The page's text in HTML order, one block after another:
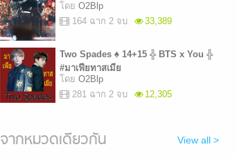
โดย O2Blp
164 ฉาก 2 จบ
33,389
Two Spades ♠ 14+15 ╬ BTS x You ╬
#มาเฟียทาสเมีย
โดย O2Blp
281 ฉาก 2 จบ
12,305
จากหมวดเดียวกัน View all >